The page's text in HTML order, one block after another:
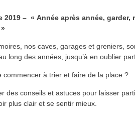
2019 – « Année après année,
nos caves, garages et greniers,
long des années, jusqu’à en oublier
commencer à trier et faire de la place ?
des conseils et astuces pour laisser
plus clair et se sentir mieux.